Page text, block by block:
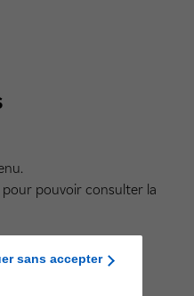
pour pouvoir consulter la
sans accepter